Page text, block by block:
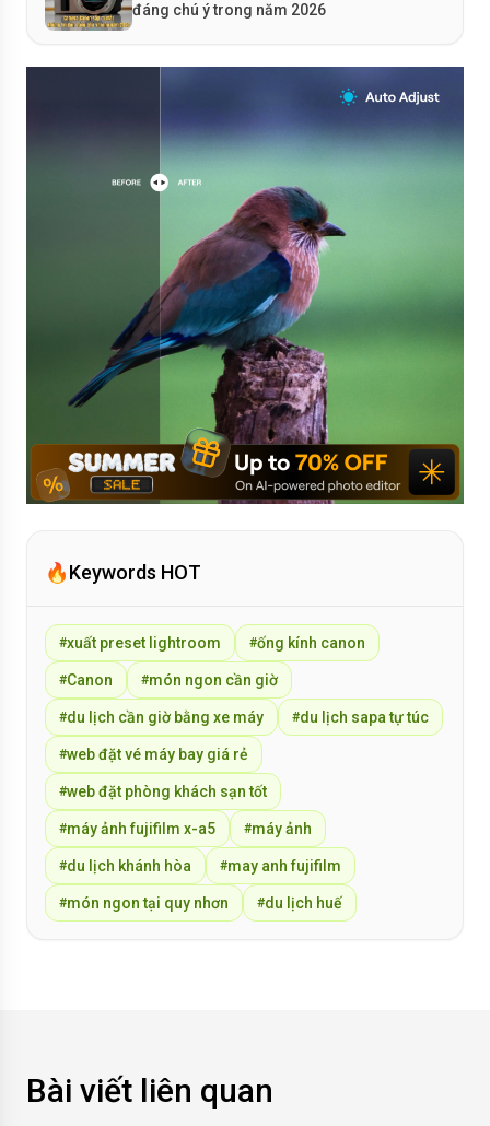
đáng chú ý trong năm 2026
🔥Keywords HOT
#xuất preset lightroom #ống kính canon
#Canon #món ngon cần giờ
#du lịch cần giờ bằng xe máy #du lịch sapa tự túc
#web đặt vé máy bay giá rẻ
#web đặt phòng khách sạn tốt
#máy ảnh fujifilm x-a5 #máy ảnh
#du lịch khánh hòa #may anh fujifilm
#món ngon tại quy nhơn #du lịch huế
Bài viết liên quan